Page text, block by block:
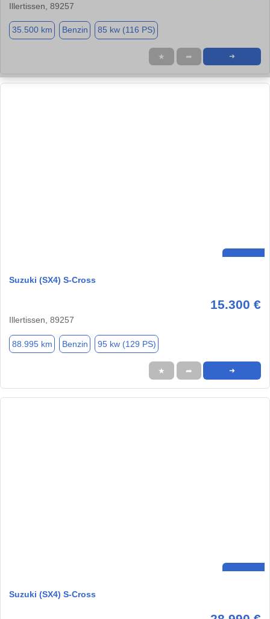
Illertissen, 89257
35.500 km Benzin 85 kw (116 PS)
★ ➦ ➜
Suzuki (SX4) S-Cross
15.300 €
Illertissen, 89257
88.995 km Benzin 95 kw (129 PS)
★ ➦ ➜
Suzuki (SX4) S-Cross